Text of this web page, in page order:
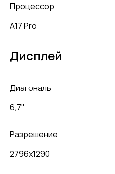
Процессор
A17 Pro
Дисплей
Диагональ
6,7"
Разрешение
2796x1290